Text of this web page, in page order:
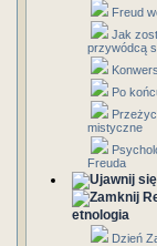
Freud
Jak
przywódcą
Po
mistyczne
Freuda
etnologia
Dzień